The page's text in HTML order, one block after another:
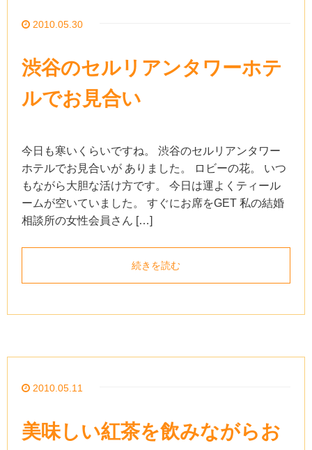
2010.05.30
渋谷のセルリアンタワーホテ
ルでお見合い
今日も寒いくらいですね。 渋谷のセルリアンタワー
ホテルでお見合いが ありました。 ロビーの花。 いつ
もながら大胆な活け方です。 今日は運よくティール
ームが空いていました。 すぐにお席をGET 私の結婚
相談所の女性会員さん […]
続きを読む
2010.05.11
美味しい紅茶を飲みながらお